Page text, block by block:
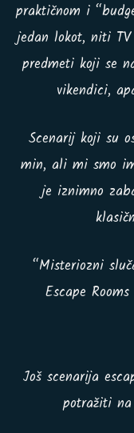
praktičnom i
jedan lokot, niti
predmeti koji se
vikendici,
Scenarij koji su
min, ali mi smo
je iznimno
“Misteriozni
Escape
Još scenarija
potražiti